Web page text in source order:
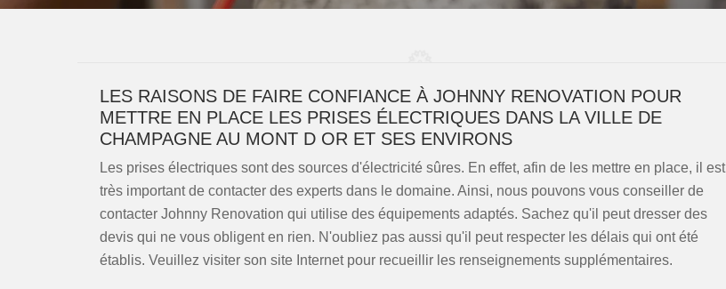
LES RAISONS DE FAIRE CONFIANCE À JOHNNY RENOVATION POUR
METTRE EN PLACE LES PRISES ÉLECTRIQUES DANS LA VILLE DE
CHAMPAGNE AU MONT D OR ET SES ENVIRONS
Les prises électriques sont des sources d'électricité sûres. En effet, afin de les mettre en place, il est
très important de contacter des experts dans le domaine. Ainsi, nous pouvons vous conseiller de
contacter Johnny Renovation qui utilise des équipements adaptés. Sachez qu'il peut dresser des
devis qui ne vous obligent en rien. N'oubliez pas aussi qu'il peut respecter les délais qui ont été
établis. Veuillez visiter son site Internet pour recueillir les renseignements supplémentaires.